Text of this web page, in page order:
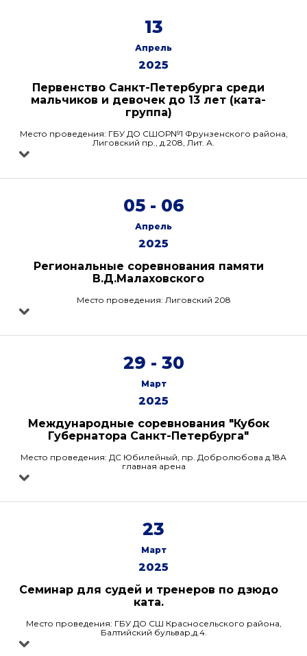
13
Апрель
2025
Первенство Санкт-Петербурга среди
мальчиков и девочек до 13 лет (ката-
группа)
Место проведения: ГБУ ДО СШОР№1 Фрунзенского района,
Лиговский пр., д.208, Лит. А.
05 - 06
Апрель
2025
Региональные соревнования памяти
В.Д.Малаховского
Место проведения: Лиговский 208
29 - 30
Март
2025
Международные соревнования "Кубок
Губернатора Санкт-Петербурга"
Место проведения: ДС Юбилейный, пр. Добролюбова д.18А
главная арена
23
Март
2025
Семинар для судей и тренеров по дзюдо
ката.
Место проведения: ГБУ ДО СШ Красносельского района,
Балтийский бульвар,д.4.